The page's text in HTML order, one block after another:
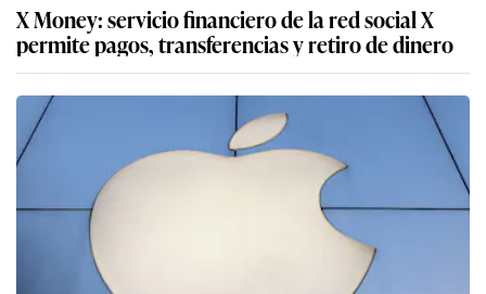
X Money: servicio financiero de la red social X
permite pagos, transferencias y retiro de dinero